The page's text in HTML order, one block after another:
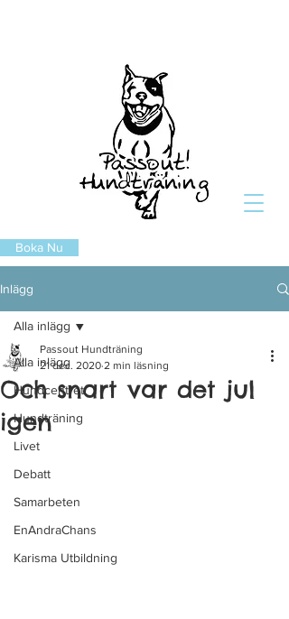
Boka Nu
Inlägg
Alla inlägg
Hundcentret
Hundträning
Livet
Debatt
Samarbeten
EnAndraChans
Karisma Utbildning
Alla inlägg
Och snart var det jul
igen
Passout Hundträning
21 dec. 2020 2 min läsning